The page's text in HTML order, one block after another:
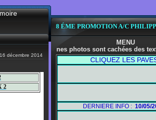
16 décembre 2014
2
8 ÉME PROMOTION A/C
MENU
certaines photos sont cachées des textes.
CLIQUEZ LES
DERNIERE INFO : 10/05/